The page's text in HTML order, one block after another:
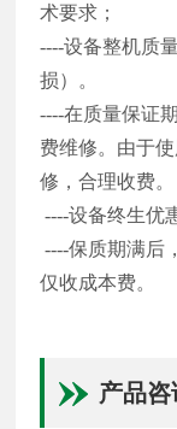
术要求；
----设备整机质
损）。
----在质量保证
费维修。由于
修，合理收费。
----设备终生优
----保质期满后
仅收成本费。
产品咨